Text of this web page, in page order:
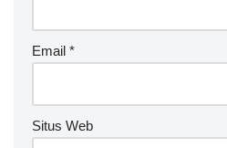
Email *
Situs Web
ti
v